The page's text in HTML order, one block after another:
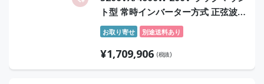
ト型 常時インバーター方式 正弦波
オンサイト6年保証付
お取り寄せ 別途送料あり
¥1,709,906 (税抜)